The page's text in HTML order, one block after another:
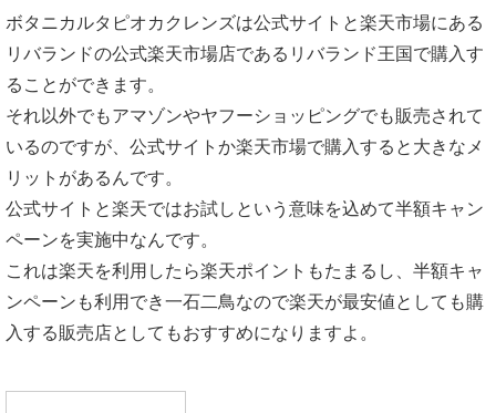
ボタニカルタピオカクレンズは公式サイトと楽天市場にある
リバランドの公式楽天市場店であるリバランド王国で購入す
ることができます。
それ以外でもアマゾンやヤフーショッピングでも販売されて
いるのですが、公式サイトか楽天市場で購入すると大きなメ
リットがあるんです。
公式サイトと楽天ではお試しという意味を込めて半額キャン
ペーンを実施中なんです。
これは楽天を利用したら楽天ポイントもたまるし、半額キャ
ンペーンも利用でき一石二鳥なので楽天が最安値としても購
入する販売店としてもおすすめになりますよ。